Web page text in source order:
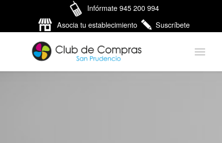
Infórmate 945 200 994
Asocia tu establecimiento
Suscríbete